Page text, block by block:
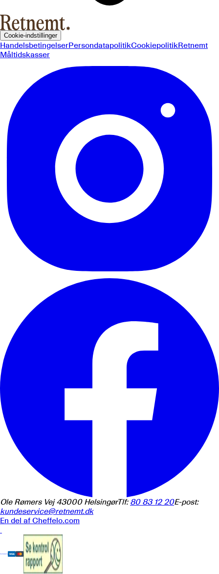
Cookie-indstillinger
HandelsbetingelserPersondatapolitikCookiepolitikRetnemt
Måltidskasser
Ole Rømers Vej 43000 HelsingørTlf: 80 83 12 20E-post:
kundeservice@retnemt.dk
En del af Cheffelo.com